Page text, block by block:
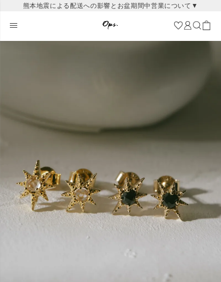
熊本地震による配送への影響とお盆期間中営業について▼